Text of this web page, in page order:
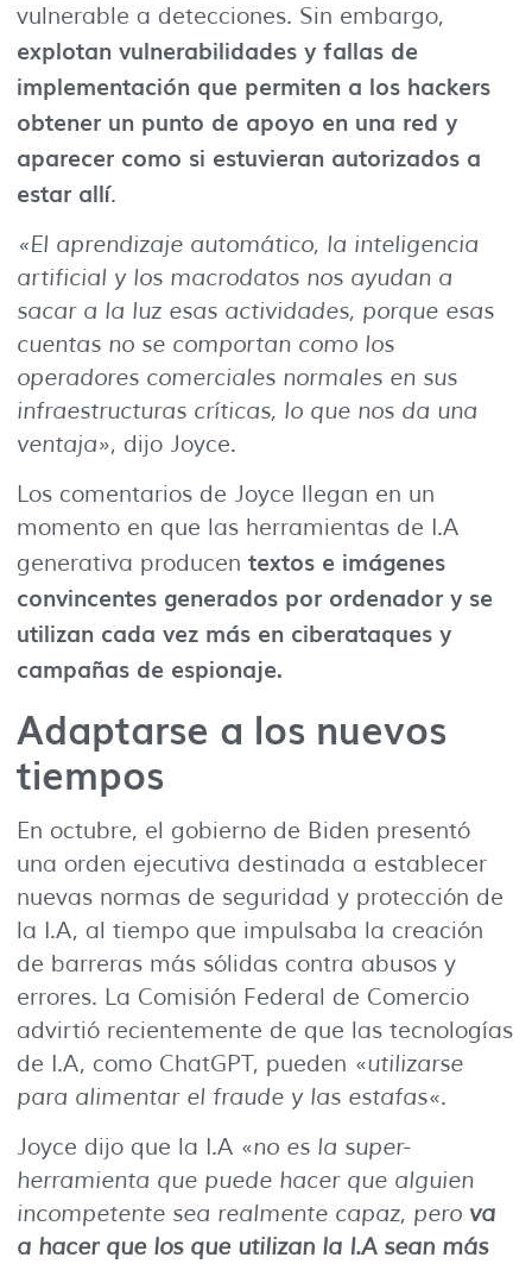
vulnerable a detecciones. Sin embargo,
explotan vulnerabilidades y fallas de
implementación que permiten a los hackers
obtener un punto de apoyo en una red y
aparecer como si estuvieran autorizados a
estar allí.
«El aprendizaje automático, la inteligencia
artificial y los macrodatos nos ayudan a
sacar a la luz esas actividades, porque esas
cuentas no se comportan como los
operadores comerciales normales en sus
infraestructuras críticas, lo que nos da una
ventaja», dijo Joyce.
Los comentarios de Joyce llegan en un
momento en que las herramientas de I.A
generativa producen textos e imágenes
convincentes generados por ordenador y se
utilizan cada vez más en ciberataques y
campañas de espionaje.
Adaptarse a los nuevos
tiempos
En octubre, el gobierno de Biden presentó
una orden ejecutiva destinada a establecer
nuevas normas de seguridad y protección de
la I.A, al tiempo que impulsaba la creación
de barreras más sólidas contra abusos y
errores. La Comisión Federal de Comercio
advirtió recientemente de que las tecnologías
de I.A, como ChatGPT, pueden «utilizarse
para alimentar el fraude y las estafas«.
Joyce dijo que la I.A «no es la super-
herramienta que puede hacer que alguien
incompetente sea realmente capaz, pero va
a hacer que los que utilizan la I.A sean más